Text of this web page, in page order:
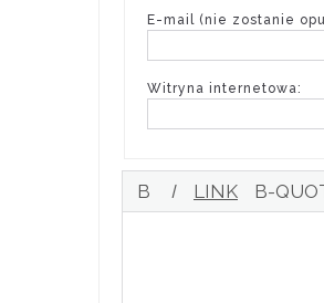
E-mail (nie zostanie
Witryna internetowa: